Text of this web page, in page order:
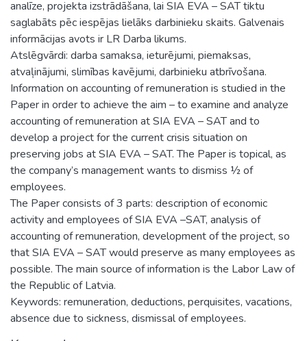
analīze, projekta izstrādāšana, lai SIA EVA – SAT tiktu
saglabāts pēc iespējas lielāks darbinieku skaits. Galvenais
informācijas avots ir LR Darba likums.
Atslēgvārdi: darba samaksa, ieturējumi, piemaksas,
atvaļinājumi, slimības kavējumi, darbinieku atbrīvošana.
Information on accounting of remuneration is studied in the
Paper in order to achieve the aim – to examine and analyze
accounting of remuneration at SIA EVA – SAT and to
develop a project for the current crisis situation on
preserving jobs at SIA EVA – SAT. The Paper is topical, as
the company’s management wants to dismiss ½ of
employees.
The Paper consists of 3 parts: description of economic
activity and employees of SIA EVA –SAT, analysis of
accounting of remuneration, development of the project, so
that SIA EVA – SAT would preserve as many employees as
possible. The main source of information is the Labor Law of
the Republic of Latvia.
Keywords: remuneration, deductions, perquisites, vacations,
absence due to sickness, dismissal of employees.